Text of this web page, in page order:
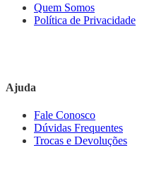
Quem Somos
Política de Privacidade
Ajuda
Fale Conosco
Dúvidas Frequentes
Trocas e Devoluções